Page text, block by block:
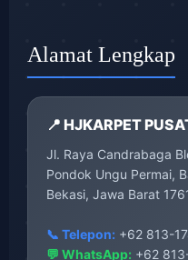
Alamat Lengkap
📍 HJKARPET
Jl. Raya Candrabaga
Pondok Ungu Permai,
Bekasi, Jawa Barat
📞 Telepon: +62 813-
💬 WhatsApp: +62